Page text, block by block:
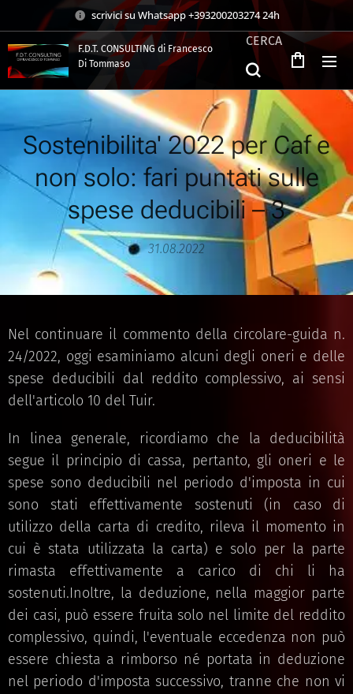
scrivici su Whatsapp +393200203274 24h
F.D.T. CONSULTING di Francesco
Di Tommaso
CERCA
Sostenibilita' 2022 per Caf e
non solo: fari puntati sulle
spese deducibili – 3
31.08.2022
Nel continuare il commento della circolare-guida n.
24/2022, oggi esaminiamo alcuni degli oneri e delle
spese deducibili dal reddito complessivo, ai sensi
dell'articolo 10 del Tuir.
In linea generale, ricordiamo che la deducibilità
segue il principio di cassa, pertanto, gli oneri e le
spese sono deducibili nel periodo d'imposta in cui
sono stati effettivamente sostenuti (in caso di
utilizzo della carta di credito, rileva il momento in
cui è stata utilizzata la carta) e solo per la parte
rimasta effettivamente a carico di chi li ha
sostenuti.Inoltre, la deduzione, nella maggior parte
dei casi, può essere fruita solo nel limite del reddito
complessivo, quindi, l'eventuale eccedenza non può
essere chiesta a rimborso né portata in deduzione
nel periodo d'imposta successivo, tranne che non vi